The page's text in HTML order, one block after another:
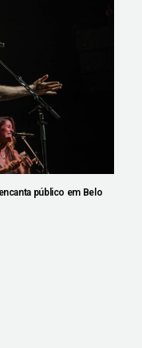
público em Belo